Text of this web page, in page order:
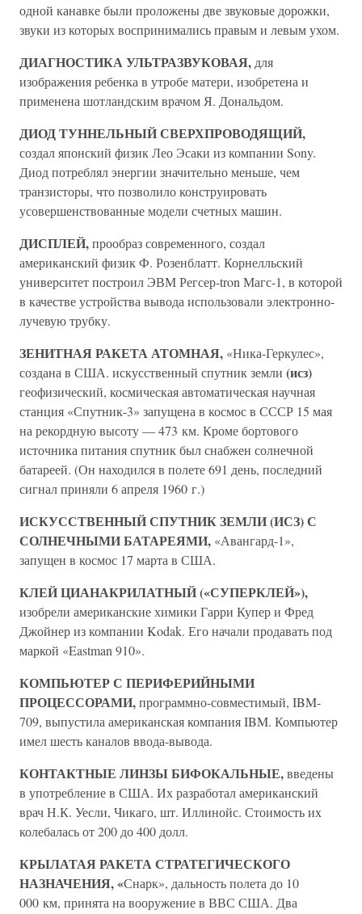
одной канавке были проложены две звуковые дорожки,
звуки из которых воспринимались правым и левым ухом.
ДИАГНОСТИКА УЛЬТРАЗВУКОВАЯ, для
изображения ребенка в утробе матери, изобретена и
применена шотландским врачом Я. Дональдом.
ДИОД ТУННЕЛЬНЫЙ СВЕРХПРОВОДЯЩИЙ,
создал японский физик Лео Эсаки из компании Sony.
Диод потреблял энергии значительно меньше, чем
транзисторы, что позволило конструировать
усовершенствованные модели счетных машин.
ДИСПЛЕЙ,прообраз современного, создал
американский физик Ф. Розенблатт. Корнелльский
университет построил ЭВМ Регсер-tron Магс-1, в которой
в качестве устройства вывода использовали электронно-
лучевую трубку.
ЗЕНИТНАЯ РАКЕТА АТОМНАЯ, «Ника-Геркулес»,
создана в США. искусственный спутник земли (исз)
геофизический, космическая автоматическая научная
станция «Спутник-3» запущена в космос в СССР 15 мая
на рекордную высоту — 473 км. Кроме бортового
источника питания спутник был снабжен солнечной
батареей. (Он находился в полете 691 день, последний
сигнал приняли 6 апреля 1960 г.)
ИСКУССТВЕННЫЙ СПУТНИК ЗЕМЛИ (ИСЗ) С
СОЛНЕЧНЫМИ БАТАРЕЯМИ, «Авангард-1»,
запущен в космос 17 марта в США.
КЛЕЙ ЦИАНАКРИЛАТНЫЙ («СУПЕРКЛЕЙ»),
изобрели американские химики Гарри Купер и Фред
Джойнер из компании Kodak. Его начали продавать под
маркой «Eastman 910».
КОМПЬЮТЕР С ПЕРИФЕРИЙНЫМИ
ПРОЦЕССОРАМИ,программно-совместимый, IBM-
709, выпустила американская компания IBM. Компьютер
имел шесть каналов ввода-вывода.
КОНТАКТНЫЕ ЛИНЗЫ БИФОКАЛЬНЫЕ,введены
в употребление в США. Их разработал американский
врач Н.К. Уесли, Чикаго, шт. Иллинойс. Стоимость их
колебалась от 200 до 400 долл.
КРЫЛАТАЯ РАКЕТА СТРАТЕГИЧЕСКОГО
НАЗНАЧЕНИЯ, «Снарк», дальность полета до 10
000 км, принята на вооружение в ВВС США. Два